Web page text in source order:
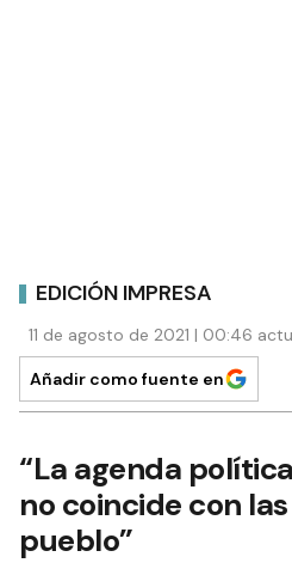
EDICIÓN IMPRESA
11 de agosto de 2021 | 00:46
Añadir como fuente en
“La agenda
no coincide con
pueblo”